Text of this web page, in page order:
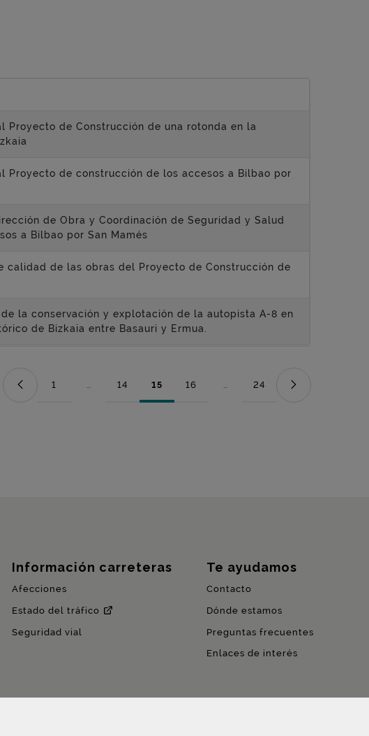
Proyecto de Construcción de una rotonda en la
Proyecto de construcción de los accesos a Bilbao por
de Obra y Coordinación de Seguridad y Salud
a Bilbao por San Mamés
calidad de las obras del Proyecto de Construcción de
la conservación y explotación de la autopista A-8 en
de Bizkaia entre Basauri y Ermua.
Página
1 ...
Páginas intermedias Use TAB para desplazarse.
Página
14 Página
15 Página
16 ...
Páginas intermedias Use TAB
Página
24
Información carreteras
Afecciones
Estado del tráfico
Seguridad vial
Te ayudamos
Contacto
Dónde estamos
Preguntas frecuentes
Enlaces de interés